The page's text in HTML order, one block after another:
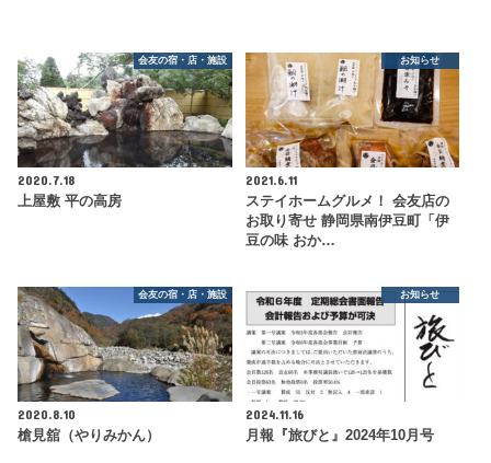
会友の宿・店・施設
2020.7.18
上屋敷 平の高房
お知らせ
2021.6.11
ステイホームグルメ！ 会友店の
お取り寄せ 静岡県南伊豆町「伊
豆の味 おか…
会友の宿・店・施設
2020.8.10
槍見舘（やりみかん）
お知らせ
2024.11.16
月報『旅びと』2024年10月号